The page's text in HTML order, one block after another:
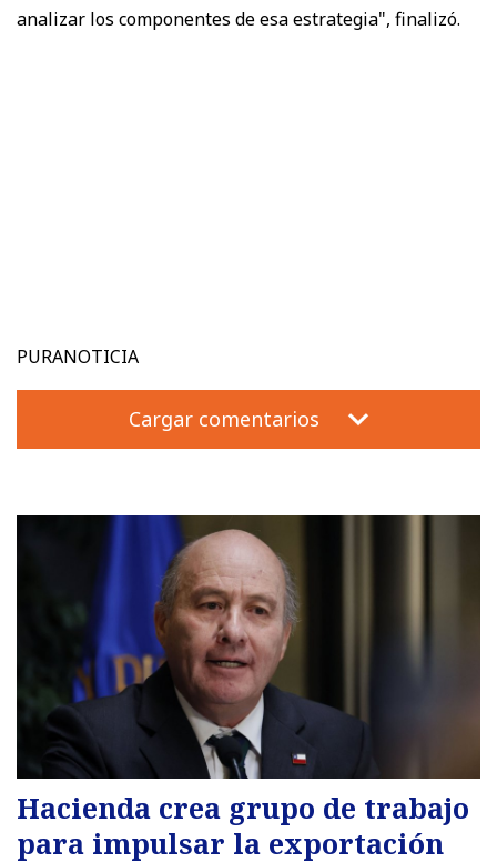
analizar los componentes de esa estrategia", finalizó.
PURANOTICIA
Cargar comentarios
Hacienda crea grupo de trabajo
para impulsar la exportación